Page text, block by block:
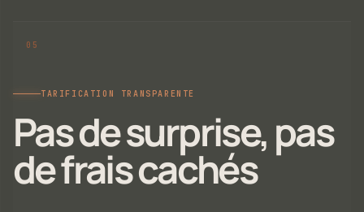
TARIFICATION TRANSPARENTE
Pas de surprise, pas
de frais cachés